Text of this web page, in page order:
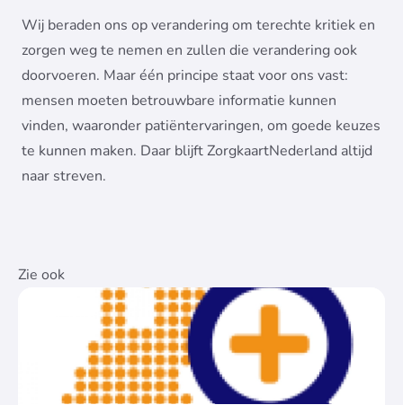
Wij beraden ons op verandering om terechte kritiek en
zorgen weg te nemen en zullen die verandering ook
doorvoeren. Maar één principe staat voor ons vast:
mensen moeten betrouwbare informatie kunnen
vinden, waaronder patiëntervaringen, om goede keuzes
te kunnen maken. Daar blijft ZorgkaartNederland altijd
naar streven.
Zie ook